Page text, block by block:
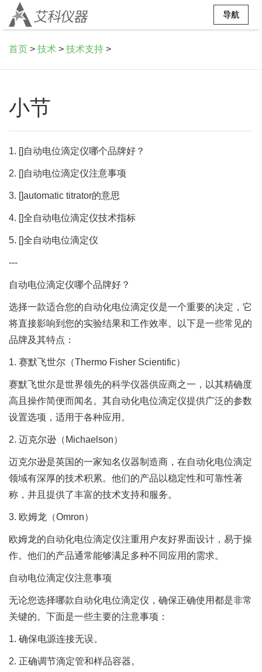
导航
首页 > 技术 > 技术支持 >
小节
1. []自动电位滴定仪哪个品牌好？
2. []自动电位滴定仪注意事项
3. []automatic titrator的意思
4. []全自动电位滴定仪技术指标
5. []全自动电位滴定仪
---
自动电位滴定仪哪个品牌好？
选择一款适合您的自动化电位滴定仪是一个重要的决定，它
将直接影响到您的实验结果和工作效率。以下是一些常见的
品牌及其特点：
1. 赛默飞世尔（Thermo Fisher Scientific）
赛默飞世尔是世界领先的科学仪器供应商之一，以其精确度
高且操作简便而闻名。其自动化电位滴定仪提供广泛的参数
设置选项，适用于各种应用。
2. 迈克尔逊（Michaelson）
迈克尔逊是英国的一家知名仪器制造商，在自动化电位滴定
领域有深厚的技术积累。他们的产品以稳定性和可靠性著
称，并且提供了丰富的技术支持和服务。
3. 欧姆龙（Omron）
欧姆龙的自动化电位滴定仪注重用户友好界面设计，易于操
作。他们的产品通常能够满足多种不同应用的需求。
自动电位滴定仪注意事项
无论您选择哪款自动化电位滴定仪，确保正确使用都是非常
关键的。下面是一些主要的注意事项：
1. 确保电源连接无误。
2. 正确调节滴定管和样品容器。